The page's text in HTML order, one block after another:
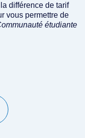
différence de tarif
vous permettre de
étudiante